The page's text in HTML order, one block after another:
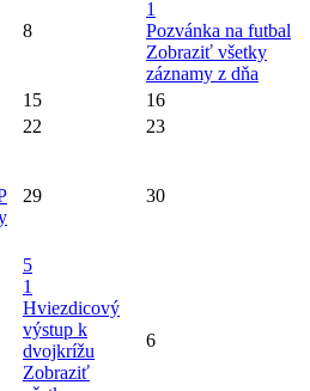
8
1
Pozvánka na futbal
Zobraziť všetky
záznamy z dňa
15
16
22 23
29 30
5
1
Hviezdicový
výstup k
dvojkrížu
Zobraziť
6